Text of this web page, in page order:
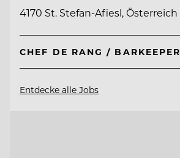
4170 St. Stefan-Afiesl, Österreich
CHEF DE RANG / BARKEEPER
Entdecke alle Jobs